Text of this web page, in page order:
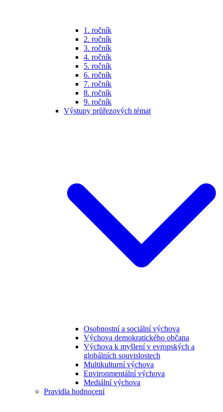
1. ročník
2. ročník
3. ročník
4. ročník
5. ročník
6. ročník
7. ročník
8. ročník
9. ročník
Výstupy průřezových témat
Osobnostní a sociální výchova
Výchova demokratického občana
Výchova k myšlení v evropských a
globálních souvislostech
Multikulturní výchova
Environmentální výchova
Mediální výchova
Pravidla hodnocení